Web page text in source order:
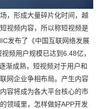
，形成大量碎片化时间，越
视频内容，所以称短视频是
发布了《中国互联网络发展
频用户规模已达到6.48亿，
渐成熟，短视频对于用户和
网企业争相布局。产生内容
容将成为各大平台核心的市
领域里，怎样做好APP开发